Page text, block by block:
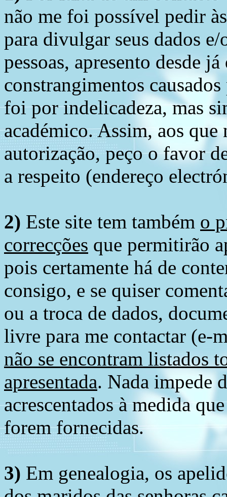
não me foi possível pedir
para divulgar seus dados
pessoas, apresento desde
constrangimentos
foi por indelicadeza, mas
académico. Assim, aos
autorização, peço o favor
a respeito (endereço
2) Este site tem também o
correcções que permitirão
pois certamente há de
consigo, e se quiser
ou a troca de dados,
livre para me contactar (e-
não se encontram listados
apresentada. Nada impede
acrescentados à medida
forem fornecidas.
3) Em genealogia, os